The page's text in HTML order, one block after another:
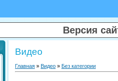
Версия
Видео
Главная » Видео » Без категории